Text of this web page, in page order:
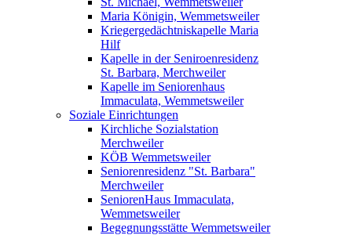
Maria Königin, Wemmetsweiler
Kriegergedächtniskapelle Maria
Hilf
Kapelle in der Seniroenresidenz
St. Barbara, Merchweiler
Kapelle im Seniorenhaus
Immaculata, Wemmetsweiler
Soziale Einrichtungen
Kirchliche Sozialstation
Merchweiler
KÖB Wemmetsweiler
Seniorenresidenz "St. Barbara"
Merchweiler
SeniorenHaus Immaculata,
Wemmetsweiler
Begegnungsstätte Wemmetsweiler